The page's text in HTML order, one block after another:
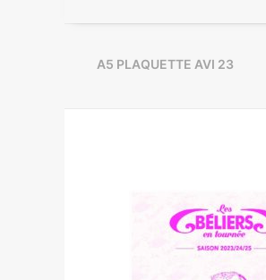
A5 PLAQUETTE AVI 23